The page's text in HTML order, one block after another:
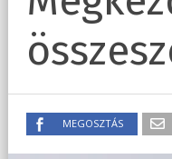
MEGOSZTÁS